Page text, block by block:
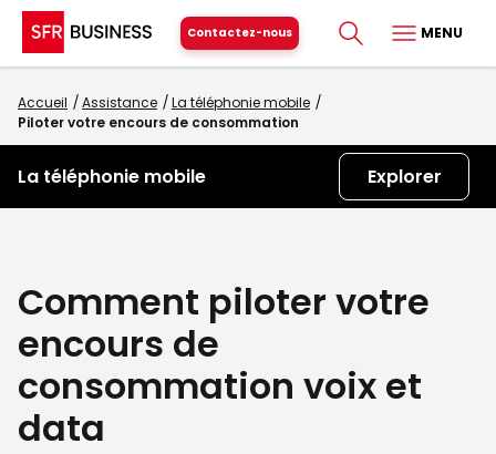
Contactez-nous MENU
Accueil Assistance
La téléphonie mobile
Piloter votre encours de consommation
La téléphonie mobile Explorer
Comment piloter votre
encours de
consommation voix et
data